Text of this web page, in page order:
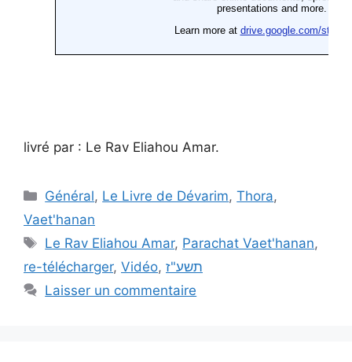
livré par : Le Rav Eliahou Amar.
Général, Le Livre de Dévarim,Thora,
Vaet'hanan
Le Rav Eliahou Amar, Parachat Vaet'hanan,
re-télécharger, Vidéo, תשע"ז
Laisser un commentaire